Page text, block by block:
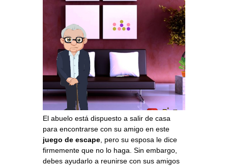
El abuelo está dispuesto a salir de casa
para encontrarse con su amigo en este
juego de escape , pero su esposa le dice
firmemente que no lo haga. Sin embargo,
debes ayudarlo a reunirse con sus amigos